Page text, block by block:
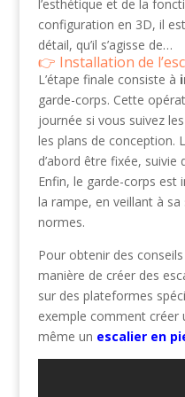
l’esthétique et de la
configuration en 3D, il
détail, qu’il s’agisse de…
Installation de
L’étape finale consiste à
garde-corps. Cette
journée si vous suivez
les plans de conception.
d’abord être fixée, suivie
Enfin, le garde-corps est
la rampe, en veillant à
normes.
Pour obtenir des
manière de créer des
sur des plateformes
exemple comment créer
même un escalier en